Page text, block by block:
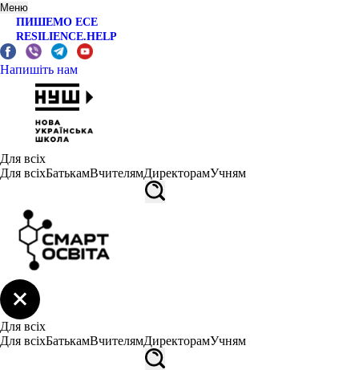
Меню
ПИШЕМО ЕСЕ
RESILIENCE.HELP
Напишіть нам
Для всіх
Для всіхБатькамВчителямДиректорамУчням
Для всіх
Для всіхБатькамВчителямДиректорамУчням